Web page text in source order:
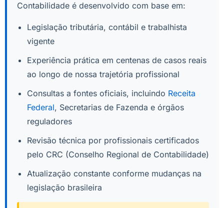
Contabilidade é desenvolvido com base em:
Legislação tributária, contábil e trabalhista
vigente
Experiência prática em centenas de casos reais
ao longo de nossa trajetória profissional
Consultas a fontes oficiais, incluindo Receita
Federal, Secretarias de Fazenda e órgãos
reguladores
Revisão técnica por profissionais certificados
pelo CRC (Conselho Regional de Contabilidade)
Atualização constante conforme mudanças na
legislação brasileira